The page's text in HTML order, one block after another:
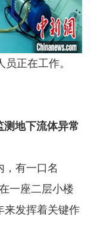
员正在工作。
地下流体异常
有一口名
一座二层小楼
来发挥着关键作